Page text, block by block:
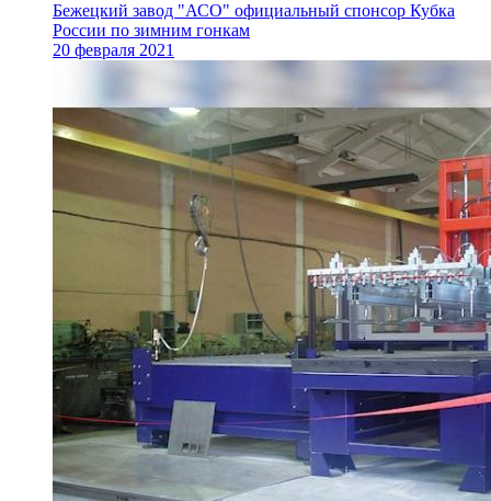
Бежецкий завод "АСО" официальный спонсор Кубка
России по зимним гонкам
20 февраля 2021